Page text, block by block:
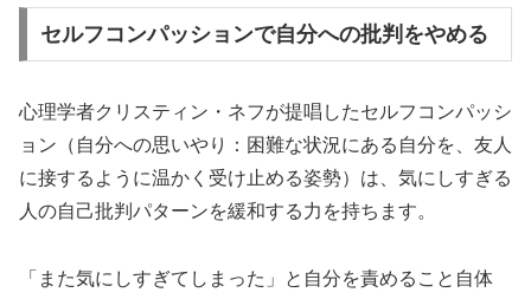
セルフコンパッションで自分への批判をやめる
心理学者クリスティン・ネフが提唱したセルフコンパッシ
ョン（自分への思いやり：困難な状況にある自分を、友人
に接するように温かく受け止める姿勢）は、気にしすぎる
人の自己批判パターンを緩和する力を持ちます。
「また気にしすぎてしまった」と自分を責めること自体